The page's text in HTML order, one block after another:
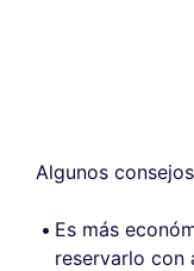
Algunos
Es más
reservarlo con